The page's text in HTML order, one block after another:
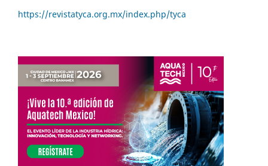
https://revistatyca.org.mx/index.php/tyca